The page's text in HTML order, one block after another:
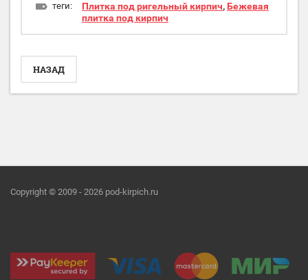
теги: Плитка под ригельный кирпич,Бежевая
плитка под кирпич
НАЗАД
Copyright © 2009 - 2026 pod-kirpich.ru